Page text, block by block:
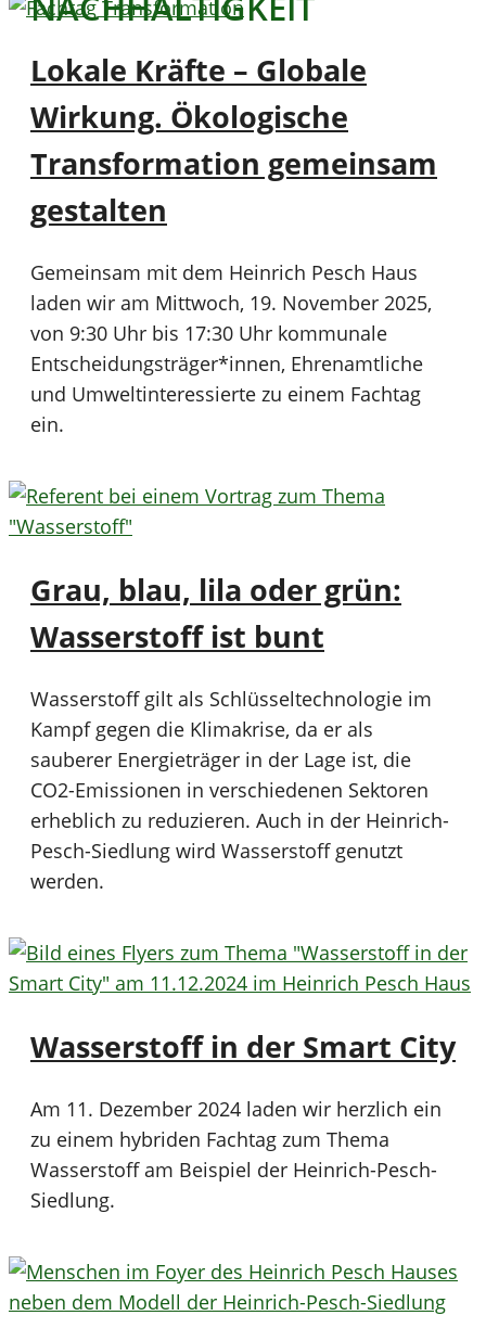
Lokale Kräfte – Globale
Wirkung. Ökologische
Transformation gemeinsam
gestalten
Gemeinsam mit dem Heinrich Pesch Haus
laden wir am Mittwoch, 19. November 2025,
von 9:30 Uhr bis 17:30 Uhr kommunale
Entscheidungsträger*innen, Ehrenamtliche
und Umweltinteressierte zu einem Fachtag
ein.
Grau, blau, lila oder grün:
Wasserstoff ist bunt
Wasserstoff gilt als Schlüsseltechnologie im
Kampf gegen die Klimakrise, da er als
sauberer Energieträger in der Lage ist, die
CO2-Emissionen in verschiedenen Sektoren
erheblich zu reduzieren. Auch in der Heinrich-
Pesch-Siedlung wird Wasserstoff genutzt
werden.
Wasserstoff in der Smart City
Am 11. Dezember 2024 laden wir herzlich ein
zu einem hybriden Fachtag zum Thema
Wasserstoff am Beispiel der Heinrich-Pesch-
Siedlung.